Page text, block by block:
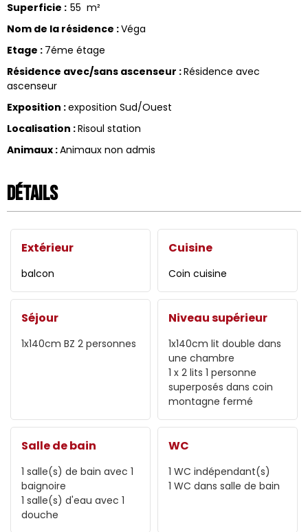
Superficie : 55 m²
Nom de la résidence :Véga
Etage : 7éme étage
Résidence avec/sans ascenseur :Résidence avec
ascenseur
Exposition :exposition Sud/Ouest
Localisation :Risoul station
Animaux :Animaux non admis
Détails
Extérieur
balcon
Cuisine
Coin cuisine
Séjour
1x140cm BZ 2 personnes
Niveau supérieur
1x140cm lit double dans
une chambre
1 x 2 lits 1 personne
superposés dans coin
montagne fermé
Salle de bain
1 salle(s) de bain avec 1
baignoire
1 salle(s) d'eau avec 1
douche
WC
1 WC indépendant(s)
1 WC dans salle de bain